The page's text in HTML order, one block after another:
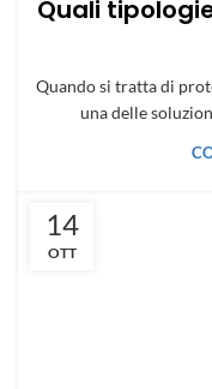
Quali
Quando si tratta di
una delle
14
OTT